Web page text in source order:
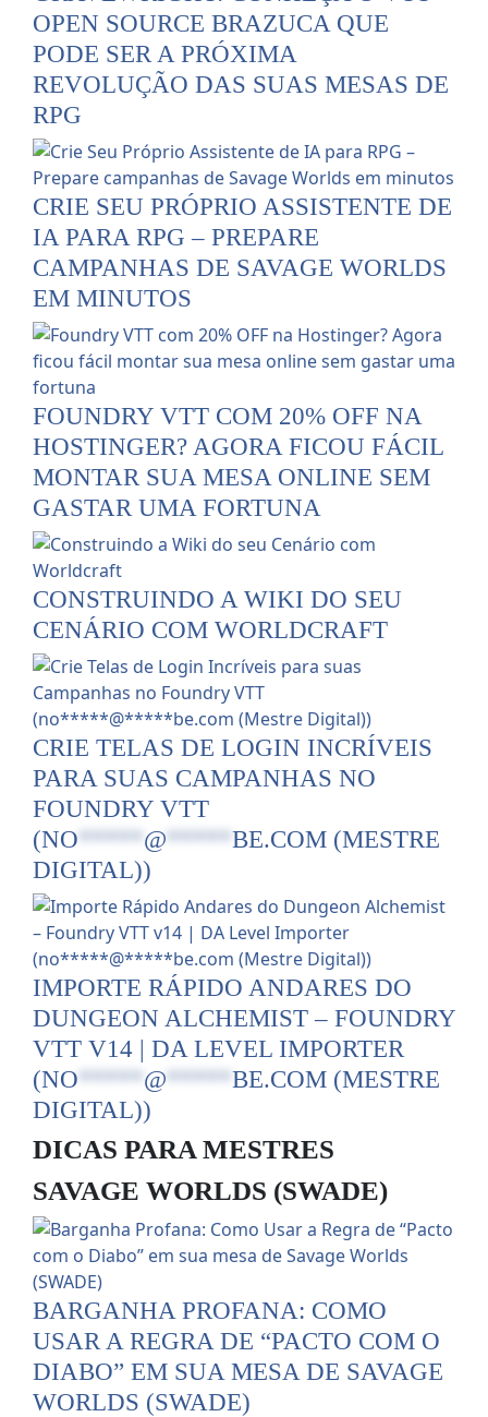
OPEN SOURCE BRAZUCA QUE
PODE SER A PRÓXIMA
REVOLUÇÃO DAS SUAS MESAS DE
RPG
CRIE SEU PRÓPRIO ASSISTENTE DE
IA PARA RPG – PREPARE
CAMPANHAS DE SAVAGE WORLDS
EM MINUTOS
FOUNDRY VTT COM 20% OFF NA
HOSTINGER? AGORA FICOU FÁCIL
MONTAR SUA MESA ONLINE SEM
GASTAR UMA FORTUNA
CONSTRUINDO A WIKI DO SEU
CENÁRIO COM WORLDCRAFT
CRIE TELAS DE LOGIN INCRÍVEIS
PARA SUAS CAMPANHAS NO
FOUNDRY VTT
(NO*****@*****BE.COM (MESTRE
DIGITAL))
IMPORTE RÁPIDO ANDARES DO
DUNGEON ALCHEMIST – FOUNDRY
VTT V14 | DA LEVEL IMPORTER
(NO*****@*****BE.COM (MESTRE
DIGITAL))
DICAS PARA MESTRES
SAVAGE WORLDS (SWADE)
BARGANHA PROFANA: COMO
USAR A REGRA DE “PACTO COM O
DIABO” EM SUA MESA DE SAVAGE
WORLDS (SWADE)